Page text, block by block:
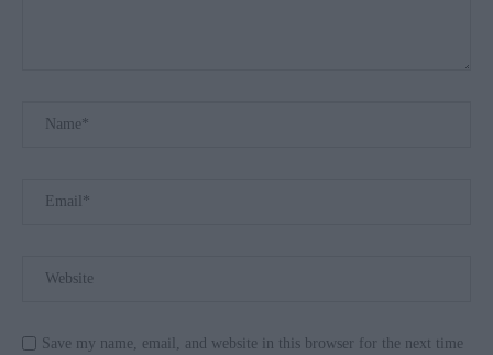
Save my name, email, and website in this browser for the next time